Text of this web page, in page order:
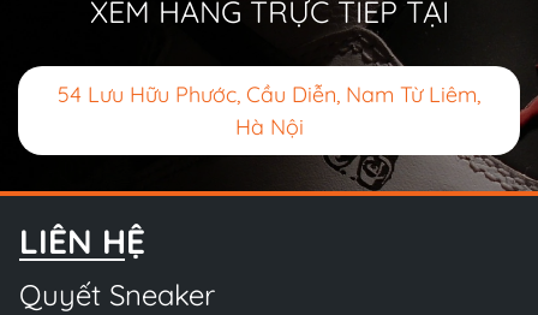
XEM HÀNG TRỰC TIẾP TẠI
54 Lưu Hữu Phước, Cầu Diễn, Nam Từ Liêm,
Hà Nội
LIÊN HỆ
Quyết Sneaker